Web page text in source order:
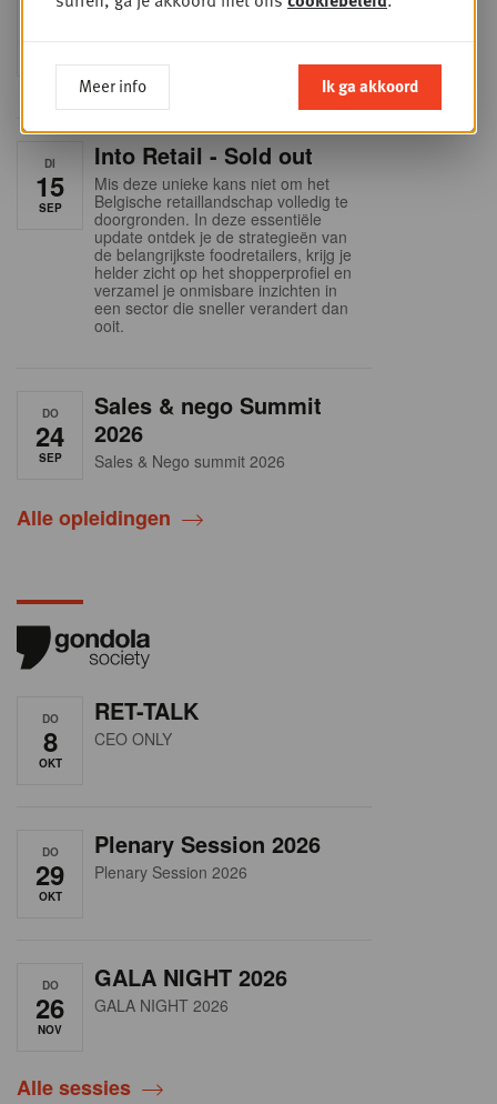
WOE
onderhandelingstafel is geen toeval!
DI
15
SEP
Into Retail - Sold out
Mis deze unieke kans niet om het
Belgische retaillandschap volledig te
doorgronden. In deze essentiële
update ontdek je de strategieën van
de belangrijkste foodretailers, krijg je
helder zicht op het shopperprofiel en
verzamel je onmisbare inzichten in
een sector die sneller verandert dan
ooit.
DO
24
SEP
Sales & nego Summit
2026
Sales & Nego summit 2026
Alle opleidingen
DO
8
OKT
RET-TALK
CEO ONLY
DO
29
OKT
Plenary Session 2026
Plenary Session 2026
DO
26
NOV
GALA NIGHT 2026
GALA NIGHT 2026
Alle sessies
Meer info Ik ga akkoord